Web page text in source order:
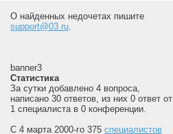
О найденных недочетах пишите
support@03.ru.
banner3
Статистика
За сутки добавлено 4 вопроса,
написано 30 ответов, из них 0 ответ от
1 специалиста в 0 конференции.
С 4 марта 2000-го 375 специалистов